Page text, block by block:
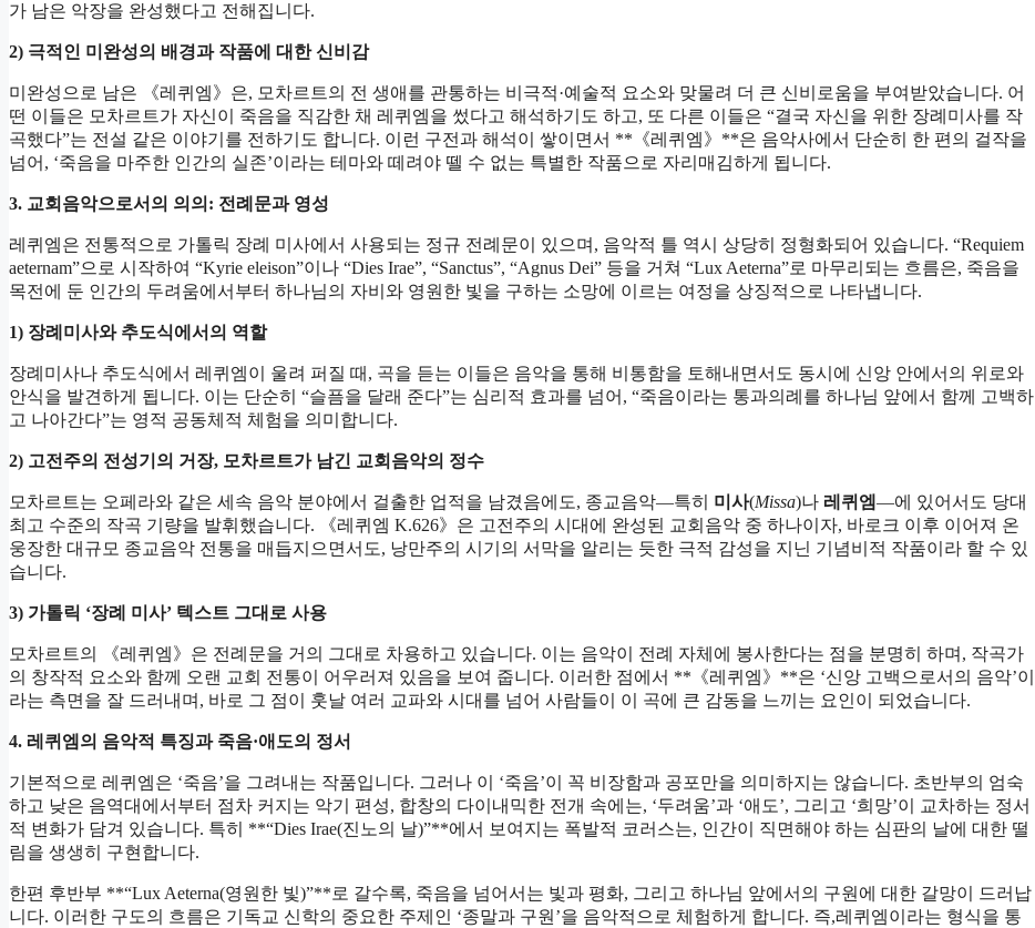
가 남은 악장을 완성했다고 전해집니다.
2) 극적인 미완성의 배경과 작품에 대한 신비감
미완성으로 남은 《레퀴엠》은, 모차르트의 전 생애를 관통하는 비극적·예술적 요소와 맞물려 더 큰 신비로움을 부여받았습니다. 어
떤 이들은 모차르트가 자신이 죽음을 직감한 채 레퀴엠을 썼다고 해석하기도 하고, 또 다른 이들은 “결국 자신을 위한 장례미사를 작
곡했다”는 전설 같은 이야기를 전하기도 합니다. 이런 구전과 해석이 쌓이면서 **《레퀴엠》**은 음악사에서 단순히 한 편의 걸작을
넘어, ‘죽음을 마주한 인간의 실존’이라는 테마와 떼려야 뗄 수 없는 특별한 작품으로 자리매김하게 됩니다.
3. 교회음악으로서의 의의: 전례문과 영성
레퀴엠은 전통적으로 가톨릭 장례 미사에서 사용되는 정규 전례문이 있으며, 음악적 틀 역시 상당히 정형화되어 있습니다. “Requiem
aeternam”으로 시작하여 “Kyrie eleison”이나 “Dies Irae”, “Sanctus”, “Agnus Dei” 등을 거쳐 “Lux Aeterna”로 마무리되는 흐름은, 죽음을
목전에 둔 인간의 두려움에서부터 하나님의 자비와 영원한 빛을 구하는 소망에 이르는 여정을 상징적으로 나타냅니다.
1) 장례미사와 추도식에서의 역할
장례미사나 추도식에서 레퀴엠이 울려 퍼질 때, 곡을 듣는 이들은 음악을 통해 비통함을 토해내면서도 동시에 신앙 안에서의 위로와
안식을 발견하게 됩니다. 이는 단순히 “슬픔을 달래 준다”는 심리적 효과를 넘어, “죽음이라는 통과의례를 하나님 앞에서 함께 고백하
고 나아간다”는 영적 공동체적 체험을 의미합니다.
2) 고전주의 전성기의 거장, 모차르트가 남긴 교회음악의 정수
모차르트는 오페라와 같은 세속 음악 분야에서 걸출한 업적을 남겼음에도, 종교음악—특히 미사(Missa)나 레퀴엠—에 있어서도 당대
최고 수준의 작곡 기량을 발휘했습니다. 《레퀴엠 K.626》은 고전주의 시대에 완성된 교회음악 중 하나이자, 바로크 이후 이어져 온
웅장한 대규모 종교음악 전통을 매듭지으면서도, 낭만주의 시기의 서막을 알리는 듯한 극적 감성을 지닌 기념비적 작품이라 할 수 있
습니다.
3) 가톨릭 ‘장례 미사’ 텍스트 그대로 사용
모차르트의 《레퀴엠》은 전례문을 거의 그대로 차용하고 있습니다. 이는 음악이 전례 자체에 봉사한다는 점을 분명히 하며, 작곡가
의 창작적 요소와 함께 오랜 교회 전통이 어우러져 있음을 보여 줍니다. 이러한 점에서 **《레퀴엠》**은 ‘신앙 고백으로서의 음악’이
라는 측면을 잘 드러내며, 바로 그 점이 훗날 여러 교파와 시대를 넘어 사람들이 이 곡에 큰 감동을 느끼는 요인이 되었습니다.
4. 레퀴엠의 음악적 특징과 죽음·애도의 정서
기본적으로 레퀴엠은 ‘죽음’을 그려내는 작품입니다. 그러나 이 ‘죽음’이 꼭 비장함과 공포만을 의미하지는 않습니다. 초반부의 엄숙
하고 낮은 음역대에서부터 점차 커지는 악기 편성, 합창의 다이내믹한 전개 속에는, ‘두려움’과 ‘애도’, 그리고 ‘희망’이 교차하는 정서
적 변화가 담겨 있습니다. 특히 **“Dies Irae(진노의 날)”**에서 보여지는 폭발적 코러스는, 인간이 직면해야 하는 심판의 날에 대한 떨
림을 생생히 구현합니다.
한편 후반부 **“Lux Aeterna(영원한 빛)”**로 갈수록, 죽음을 넘어서는 빛과 평화, 그리고 하나님 앞에서의 구원에 대한 갈망이 드러납
니다. 이러한 구도의 흐름은 기독교 신학의 중요한 주제인 ‘종말과 구원’을 음악적으로 체험하게 합니다. 즉,레퀴엠이라는 형식을 통